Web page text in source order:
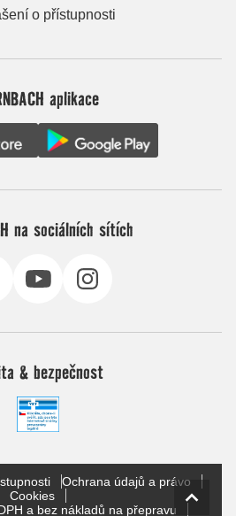
o přístupnosti
aplikace
na sociálních sítích
& bezpečnost
Ochrana údajů a právo
Cookies
a bez nákladů na přepravu